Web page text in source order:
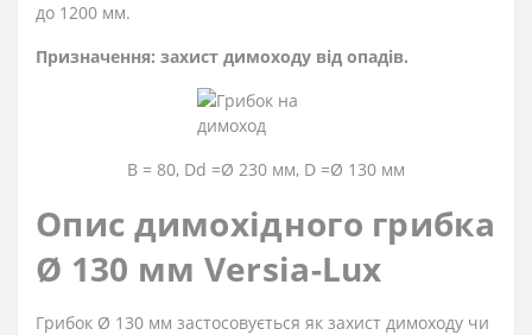
до 1200 мм.
Призначення: захист димоходу від опадів.
В = 80, Dd =Ø 230 мм, D =Ø 130 мм
Опис димохідного грибка
Ø 130 мм Versia-Lux
Грибок Ø 130 мм застосовується як захист димоходу чи